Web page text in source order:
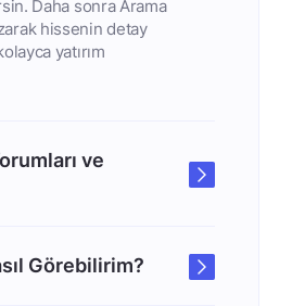
Daha sonra Arama
hissenin detay
yatırım
ve
Görebilirim?